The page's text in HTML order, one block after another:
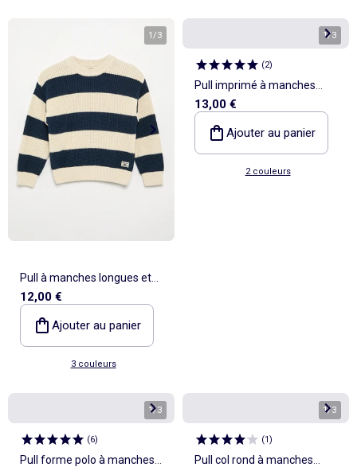
1/3
Pull à manches longues et
rayures
12,00 €
Ajouter au panier
3 couleurs
1/3
(2)
Pull imprimé à manches
longues
13,00 €
Ajouter au panier
2 couleurs
1/3
(6)
Pull forme polo à manches
1/3
(1)
Pull col rond à manches